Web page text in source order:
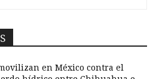
en México contra el